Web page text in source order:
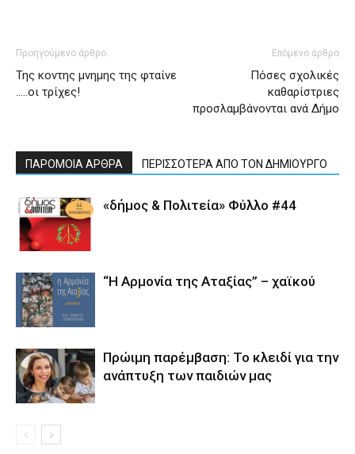
Προηγούμενο άρθρο
Της κοντης μνημης της φταίνε
…..οι τρίχες!
Επόμενο άρθρο
Πόσες σχολικές
καθαρίστριες
προσλαμβάνονται ανά Δήμο
ΠΑΡΟΜΟΙΑ ΑΡΘΡΑ ΠΕΡΙΣΣΟΤΕΡΑ ΑΠΟ ΤΟΝ ΔΗΜΙΟΥΡΓΟ
«δήμος & Πολιτεία» Φύλλο #44
“Η Αρμονία της Αταξίας” – χαϊκού
Πρώιμη παρέμβαση: Το κλειδί για την
ανάπτυξη των παιδιών µας